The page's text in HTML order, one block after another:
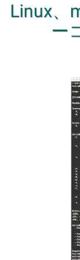
Linux、
ー